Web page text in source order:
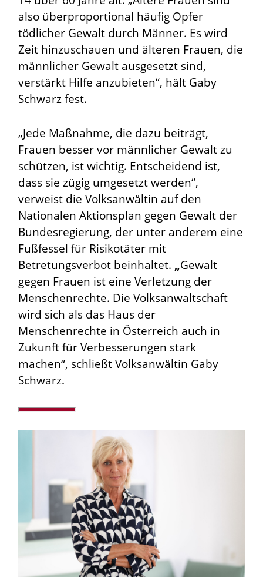
also überproportional häufig Opfer
tödlicher Gewalt durch Männer. Es wird
Zeit hinzuschauen und älteren Frauen, die
männlicher Gewalt ausgesetzt sind,
verstärkt Hilfe anzubieten“, hält Gaby
Schwarz fest.
„Jede Maßnahme, die dazu beiträgt,
Frauen besser vor männlicher Gewalt zu
schützen, ist wichtig. Entscheidend ist,
dass sie zügig umgesetzt werden“,
verweist die Volksanwältin auf den
Nationalen Aktionsplan gegen Gewalt der
Bundesregierung, der unter anderem eine
Fußfessel für Risikotäter mit
Betretungsverbot beinhaltet. „Gewalt
gegen Frauen ist eine Verletzung der
Menschenrechte. Die Volksanwaltschaft
wird sich als das Haus der
Menschenrechte in Österreich auch in
Zukunft für Verbesserungen stark
machen“, schließt Volksanwältin Gaby
Schwarz.